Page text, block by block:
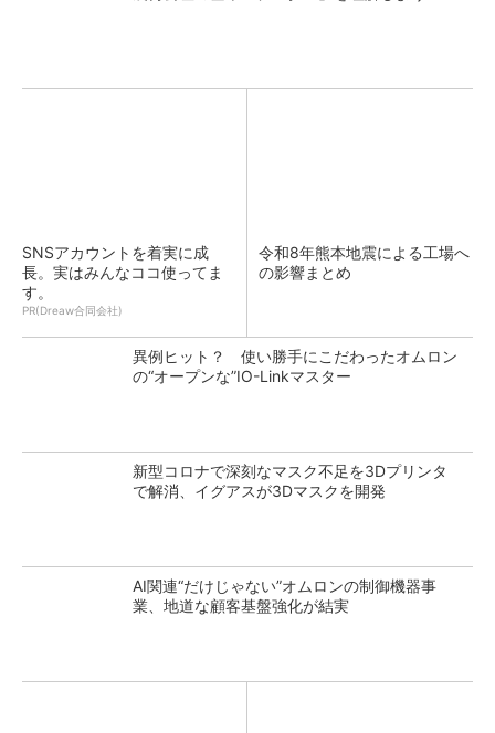
SNSアカウントを着実に成
長。実はみんなココ使ってま
す。
PR(Dreaw合同会社)
令和8年熊本地震による工場へ
の影響まとめ
異例ヒット？ 使い勝手にこだわったオムロン
の“オープンな”IO-Linkマスター
新型コロナで深刻なマスク不足を3Dプリンタ
で解消、イグアスが3Dマスクを開発
AI関連“だけじゃない”オムロンの制御機器事
業、地道な顧客基盤強化が結実